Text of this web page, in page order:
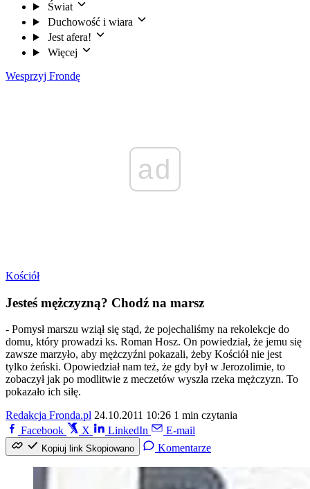
Świat
Duchowość i wiara
Jest afera!
Więcej
Wesprzyj Frondę
ad
Kościół
Jesteś mężczyzną? Chodź na marsz
- Pomysł marszu wziął się stąd, że pojechaliśmy na rekolekcje do
domu, który prowadzi ks. Roman Hosz. On powiedział, że jemu się
zawsze marzyło, aby mężczyźni pokazali, żeby Kościół nie jest
tylko żeński. Opowiedział nam też, że gdy był w Jerozolimie, to
zobaczył jak po modlitwie z meczetów wyszła rzeka mężczyzn. To
pokazało ich siłę.
Redakcja Fronda.pl 24.10.2011 10:26 1 min czytania
Facebook
X LinkedIn E-mail
Kopiuj link Skopiowano Komentarze